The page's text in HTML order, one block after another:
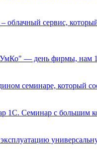
облачный сервис,
— день фирмы, нам
семинаре, который
1С. Семинар с большим